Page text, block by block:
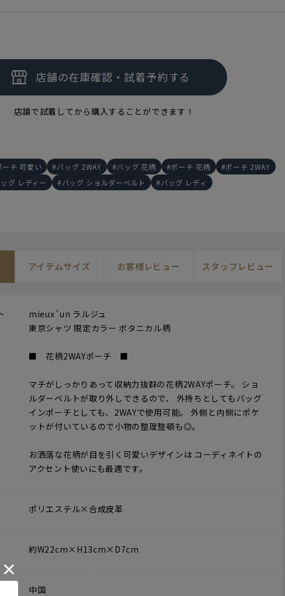
店舗で試着してから購入することができます！
ーチ 可愛い バッグ 2WAY バッグ 花柄 ポーチ 花柄
ポーチ 2WAY
グ レディー バッグ ショルダーベルト バッグ レディ
アイテムサイズ お客様レビュー スタッフレビュー
mieux`un ラルジュ
東京シャツ 限定カラー ボタニカル柄
■ 花柄2WAYポーチ ■
マチがしっかりあって収納力抜群の花柄2WAYポーチ。 ショ
ルダーベルトが取り外しできるので、 外持ちとしてもバッグ
インポーチとしても、2WAYで使用可能。 外側と内側にポケ
ットが付いているので小物の整理整頓も◎。
お洒落な花柄が目を引く可愛いデザインは コーディネイトの
アクセント使いにも最適です。
ポリエステル×合成皮革
約W22cm×H13cm×D7cm
中国